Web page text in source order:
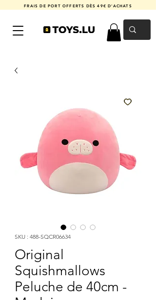
FRAIS DE PORT OFFERTS DÈS 49€ D'ACHATS
SKU : 488-SQCR06634
Original
Squishmallows
Peluche de 40cm -